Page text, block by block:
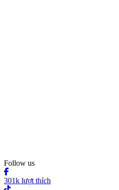
Follow us
301k lượt thích